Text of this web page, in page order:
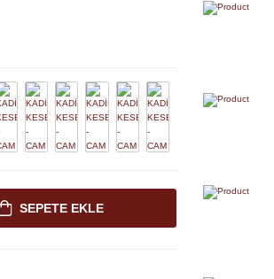
SEPETE EKLE